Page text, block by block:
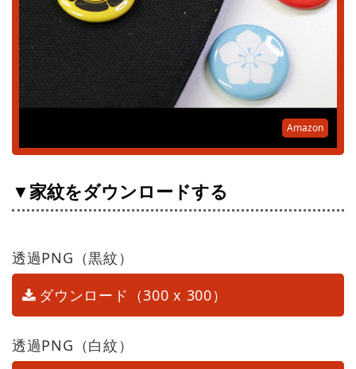
Amazon
▼家紋をダウンロードする
透過PNG（黒紋）
ダウンロード（300 x 300）
透過PNG（白紋）